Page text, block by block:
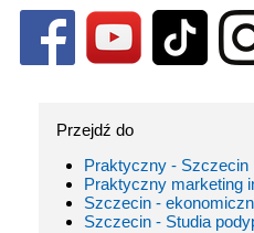
Przejdź do
Praktyczny - Szczecin
Praktyczny marketing
Szczecin -
Szczecin - Studia